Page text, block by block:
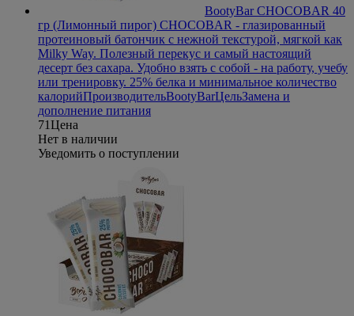
BootyBar CHOCOBAR 40
гр (Лимонный пирог) CHOCOBAR - глазированный
протеиновый батончик с нежной текстурой, мягкой как
Milky Way. Полезный перекус и самый настоящий
десерт без сахара. Удобно взять с собой - на работу, учебу
или тренировку. 25% белка и минимальное количество
калорийПроизводительBootyBarЦельЗамена и
дополнение питания
71Цена
Нет в наличии
Уведомить о поступлении